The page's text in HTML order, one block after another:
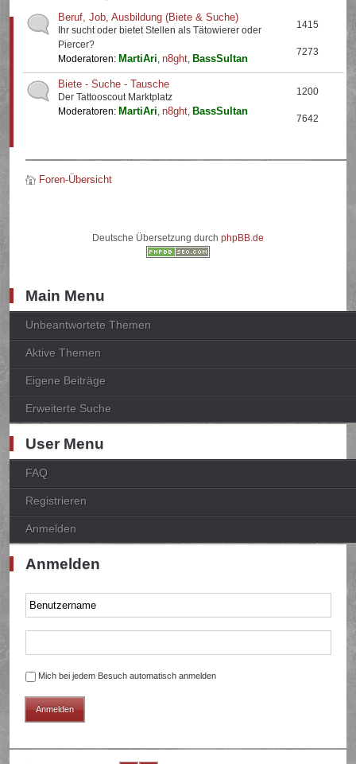
Beruf, Job, Ausbildung (Biete & Suche)
Ihr sucht oder bietet Stellen als Tätowierer oder
Piercer?
Moderatoren: MartiAri,n8ght, BassSultan
1415
7273
Biete - Suche - Tausche
Der Tattooscout Marktplatz
Moderatoren: MartiAri,n8ght, BassSultan
1200
7642
Foren-Übersicht
Deutsche Übersetzung durch phpBB.de
Main Menu
Unbeantwortete Themen
Aktive Themen
Eigene Beiträge
Erweiterte Suche
User Menu
FAQ
Registrieren
Anmelden
Anmelden
Mich bei jedem Besuch automatisch anmelden